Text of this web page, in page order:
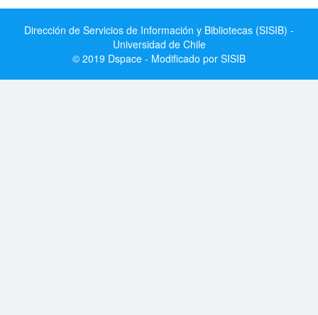
Dirección de Servicios de Información y Bibliotecas (SISIB) -
Universidad de Chile
© 2019 Dspace - Modificado por SISIB